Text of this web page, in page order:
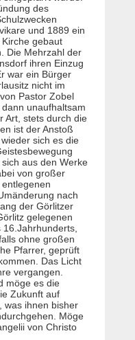
des
und 1889 ein
Kirche gebaut
Die Mehrzahl der
ihren Einzug
war ein Bürger
nicht im
Pastor Zobel
unaufhaltsam
Art, stets durch die
ist der Anstoß
sich es die
aus den Werke
von großer
nach
der Görlitzer
gelegenen
ohne großen
Pfarrer, geprüft
Das Licht
vergangen.
möge es die
Zukunft auf
was ihnen bisher
Möge
von Christo